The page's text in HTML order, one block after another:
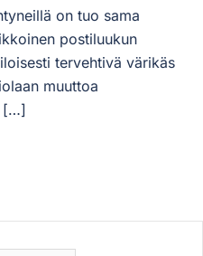
on tuo sama
postiluukun
tervehtivä värikäs
muuttoa
[…]